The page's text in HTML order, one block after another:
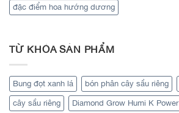
đặc điểm hoa hướng dương
TỪ KHÓA SẢN PHẨM
Bung đọt xanh lá bón phân cây sầu riêng
cây sầu riêng Diamond Grow Humi K Power